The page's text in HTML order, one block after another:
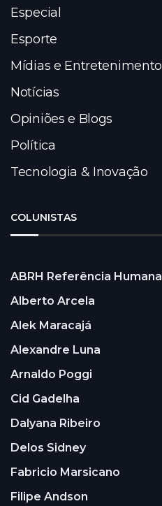
Especial
Esporte
Mídias e Entretenimento
Notícias
Opiniões e Blogs
Política
Tecnologia & Inovação
COLUNISTAS
ABRH Referência Humana
Alberto Arcela
Alek Maracajá
Alexandre Luna
Arnaldo Poggi
Cid Gadelha
Dalyana Ribeiro
Delos Sidney
Fabricio Marsicano
Filipe Andson